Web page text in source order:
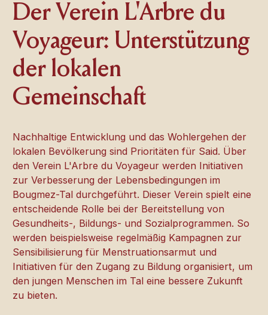
Der Verein L'Arbre du
Voyageur: Unterstützung
der lokalen
Gemeinschaft
Nachhaltige Entwicklung und das Wohlergehen der
lokalen Bevölkerung sind Prioritäten für Said. Über
den Verein L'Arbre du Voyageur werden Initiativen
zur Verbesserung der Lebensbedingungen im
Bougmez-Tal durchgeführt. Dieser Verein spielt eine
entscheidende Rolle bei der Bereitstellung von
Gesundheits-, Bildungs- und Sozialprogrammen. So
werden beispielsweise regelmäßig Kampagnen zur
Sensibilisierung für Menstruationsarmut und
Initiativen für den Zugang zu Bildung organisiert, um
den jungen Menschen im Tal eine bessere Zukunft
zu bieten.